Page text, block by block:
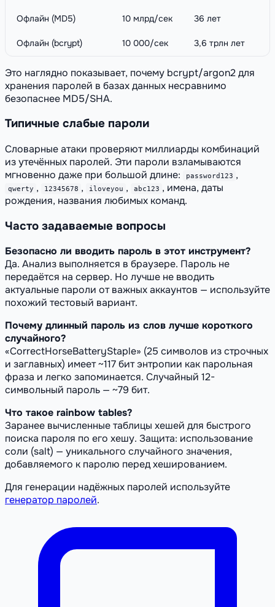
Офлайн (MD5) 10 млрд/сек 36 лет
Офлайн (bcrypt) 10 000/сек 3,6 трлн лет
Это наглядно показывает, почему bcrypt/argon2 для
хранения паролей в базах данных несравнимо
безопаснее MD5/SHA.
Типичные слабые пароли
Словарные атаки проверяют миллиарды комбинаций
из утечённых паролей. Эти пароли взламываются
мгновенно даже при большой длине:
password123 ,
qwerty , 12345678 , iloveyou , abc123 , имена, даты
рождения, названия любимых команд.
Часто задаваемые вопросы
Безопасно ли вводить пароль в этот инструмент?
Да. Анализ выполняется в браузере. Пароль не
передаётся на сервер. Но лучше не вводить
актуальные пароли от важных аккаунтов — используйте
похожий тестовый вариант.
Почему длинный пароль из слов лучше короткого
случайного?
«CorrectHorseBatteryStaple» (25 символов из строчных
и заглавных) имеет ~117 бит энтропии как парольная
фраза и легко запоминается. Случайный 12-
символьный пароль — ~79 бит.
Что такое rainbow tables?
Заранее вычисленные таблицы хешей для быстрого
поиска пароля по его хешу. Защита: использование
соли (salt) — уникального случайного значения,
добавляемого к паролю перед хешированием.
Для генерации надёжных паролей используйте
генератор паролей.